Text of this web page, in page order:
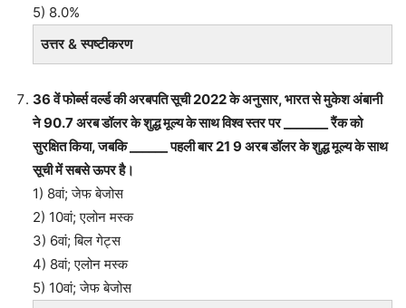
5) 8.0%
उत्तर & स्पष्टीकरण
36 वें फोर्ब्स वर्ल्ड की अरबपति सूची 2022 के अनुसार, भारत से मुकेश अंबानी
ने 90.7 अरब डॉलर के शुद्ध मूल्य के साथ विश्व स्तर पर _______ रैंक को
सुरक्षित किया, जबकि ______ पहली बार 21 9 अरब डॉलर के शुद्ध मूल्य के साथ
सूची में सबसे ऊपर है।
1) 8वां; जेफ बेजोस
2) 10वां; एलोन मस्क
3) 6वां; बिल गेट्स
4) 8वां; एलोन मस्क
5) 10वां; जेफ बेजोस